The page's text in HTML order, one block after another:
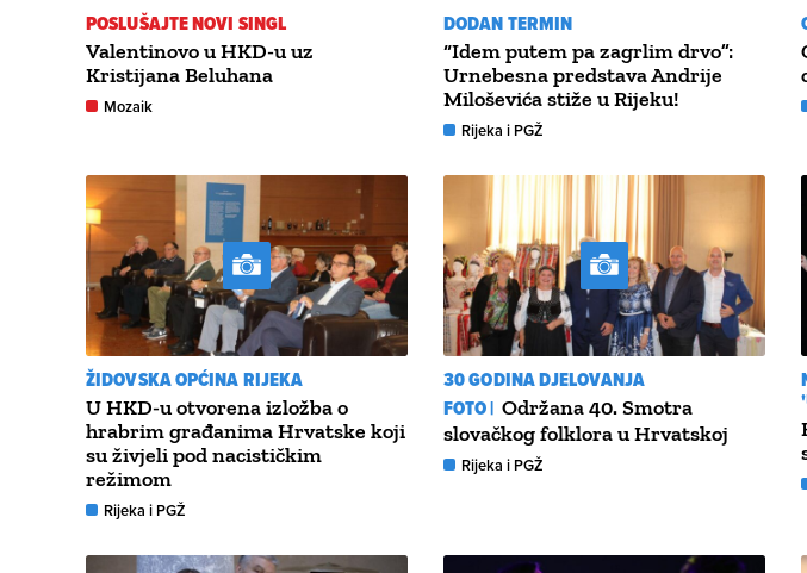
POSLUŠAJTE NOVI SINGL
Valentinovo u HKD-u uz
Kristijana Beluhana
Mozaik
DODAN TERMIN
“Idem putem pa zagrlim drvo”:
Urnebesna predstava Andrije
Miloševića stiže u Rijeku!
Rijeka i PGŽ
ŽIDOVSKA OPĆINA RIJEKA
U HKD-u otvorena izložba o
hrabrim građanima Hrvatske koji
su živjeli pod nacističkim
režimom
Rijeka i PGŽ
30 GODINA DJELOVANJA
FOTO | Održana 40. Smotra
slovačkog folklora u Hrvatskoj
Rijeka i PGŽ